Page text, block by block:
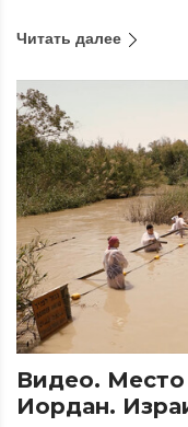
Читать далее
Видео.
Иордан.